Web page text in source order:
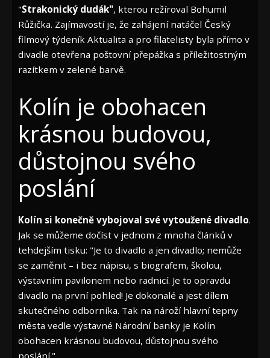
"Strakonický dudák", kterou režíroval Bohumil
Růžička. Zajímavostí je, že zahájení natáčel Český
filmový týdeník Aktualita a pro filatelisty byla přímo v
divadle otevřena poštovní přepážka s příležitostným
razítkem v zelené barvě.
Kolín je obohacen
krásnou budovou,
důstojnou svého
poslání
Kolín si konečně vybojoval své vytoužené divadlo.
Jak se můžeme dočíst v jednom z mnoha článků v
tehdejším tisku: "Je to divadlo a jen divadlo; nemůže
se zaměnit – i bez nápisu, s biografem, školou,
výstavním pavilonem nebo radnicí. Je to opravdu
divadlo na první pohled! Je dokonalé a jest dílem
skutečného odborníka. Tak na nároží hlavní tepny
města vedle výstavné Národní banky je Kolín
obohacen krásnou budovou, důstojnou svého